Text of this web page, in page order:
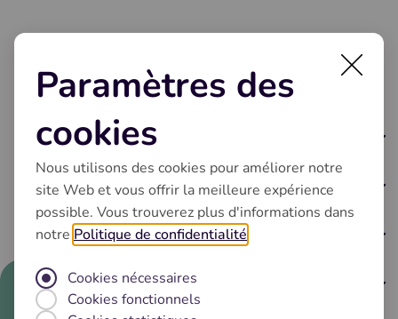
Paramètres des
cookies
Nous utilisons des cookies pour améliorer notre
site Web et vous offrir la meilleure expérience
possible. Vous trouverez plus d'informations dans
notre Politique de confidentialité
Cookies nécessaires
Cookies fonctionnels
Machines à café
Nos séries
Comparer les modèles
Accessoires
Accessoires
Grains de café NIVONA
Marque
Philosophie
Normes NIVONA
Service
"Guten Tag! Wie kann ich bei
technischen Fragen mit Ihrem